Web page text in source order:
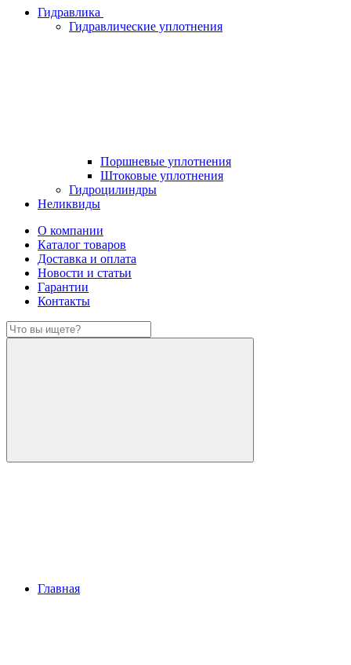
Гидравлика
Гидравлические уплотнения
Поршневые уплотнения
Штоковые уплотнения
Гидроцилиндры
Неликвиды
О компании
Каталог товаров
Доставка и оплата
Новости и статьи
Гарантии
Контакты
Главная